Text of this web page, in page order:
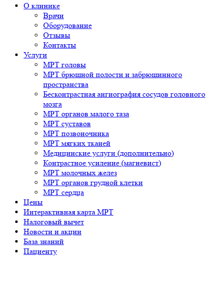
О клинике
Врачи
Оборудование
Отзывы
Контакты
Услуги
МРТ головы
МРТ брюшной полости и забрюшинного
пространства
Бесконтрастная ангиография сосудов головного
мозга
МРТ органов малого таза
МРТ суставов
МРТ позвоночника
МРТ мягких тканей
Медицинские услуги (дополнительно)
Контрастное усиление (магневист)
МРТ молочных желез
МРТ органов грудной клетки
МРТ сердца
Цены
Интерактивная карта МРТ
Налоговый вычет
Новости и акции
База знаний
Пациенту